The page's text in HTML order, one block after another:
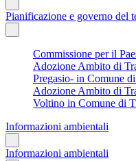
Pianificazione e governo del
Commissione per il
Adozione Ambito di
Pregasio- in Comune
Adozione Ambito di
Voltino in Comune di
Informazioni ambientali
Informazioni ambientali